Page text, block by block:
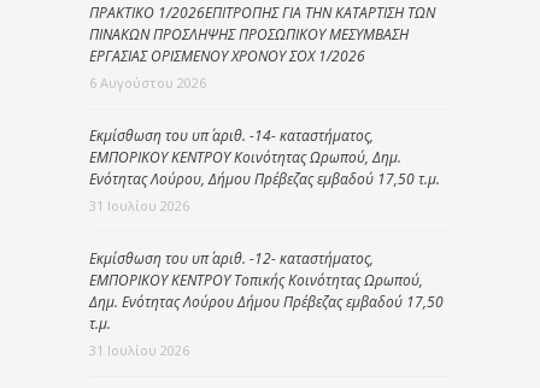
ΠΡΑΚΤΙΚΟ 1/2026ΕΠΙΤΡΟΠΗΣ ΓΙΑ ΤΗΝ ΚΑΤΑΡΤΙΣΗ ΤΩΝ
ΠΙΝΑΚΩΝ ΠΡΟΣΛΗΨΗΣ ΠΡΟΣΩΠΙΚΟΥ ΜΕΣΥΜΒΑΣΗ
ΕΡΓΑΣΙΑΣ ΟΡΙΣΜΕΝΟΥ ΧΡΟΝΟΥ ΣΟΧ 1/2026
6 Αυγούστου 2026
Εκμίσθωση του υπ΄ αριθ. -14- καταστήματος,
ΕΜΠΟΡΙΚΟΥ ΚΕΝΤΡΟΥ Κοινότητας Ωρωπού, Δημ.
Ενότητας Λούρου, Δήμου Πρέβεζας εμβαδού 17,50 τ.μ.
31 Ιουλίου 2026
Εκμίσθωση του υπ΄ αριθ. -12- καταστήματος,
ΕΜΠΟΡΙΚΟΥ ΚΕΝΤΡΟΥ Τοπικής Κοινότητας Ωρωπού,
Δημ. Ενότητας Λούρου Δήμου Πρέβεζας εμβαδού 17,50
τ.μ.
31 Ιουλίου 2026